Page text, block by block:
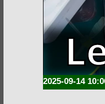
2025-09-14